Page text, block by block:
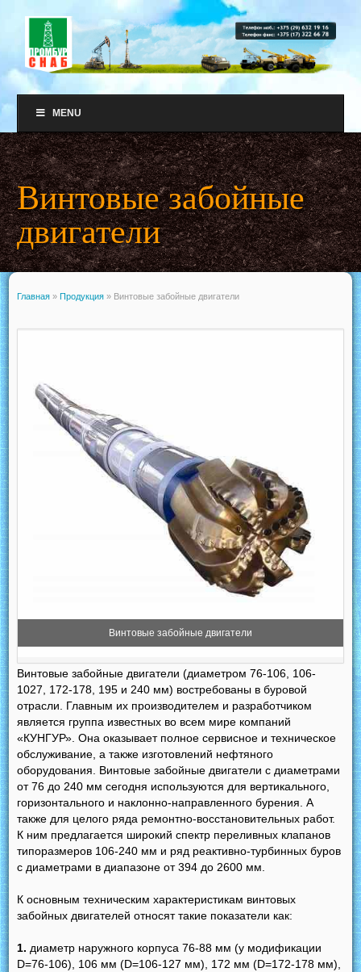
MENU
Винтовые забойные
двигатели
Главная » Продукция » Винтовые забойные двигатели
Винтовые забойные двигатели
Винтовые забойные двигатели (диаметром 76-106, 106-
1027, 172-178, 195 и 240 мм) востребованы в буровой
отрасли. Главным их производителем и разработчиком
является группа известных во всем мире компаний
«КУНГУР». Она оказывает полное сервисное и техническое
обслуживание, а также изготовлений нефтяного
оборудования. Винтовые забойные двигатели с диаметрами
от 76 до 240 мм сегодня используются для вертикального,
горизонтального и наклонно-направленного бурения. А
также для целого ряда ремонтно-восстановительных работ.
К ним предлагается широкий спектр переливных клапанов
типоразмеров 106-240 мм и ряд реактивно-турбинных буров
с диаметрами в диапазоне от 394 до 2600 мм.
К основным техническим характеристикам винтовых
забойных двигателей относят такие показатели как:
1. диаметр наружного корпуса 76-88 мм (у модификации
D=76-106), 106 мм (D=106-127 мм), 172 мм (D=172-178 мм),